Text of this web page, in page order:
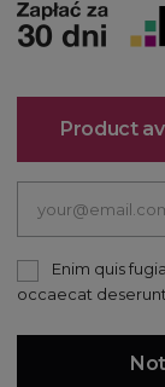
Product
Enim quis
occaecat